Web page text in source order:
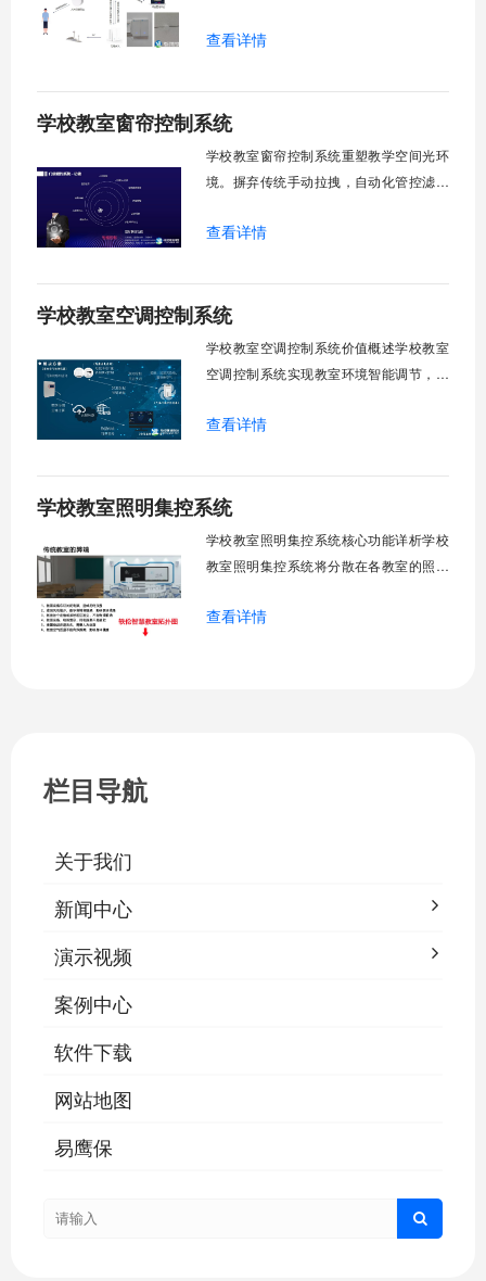
能化改造后，一键完成全校窗帘开合，节
生视力健康，营造舒适教学环境。节能减
排效果显著，延长窗帘使用寿命，降低学
查看详情
学校教室窗帘控制系统
学校教室窗帘控制系统重塑教学空间光环
境。摒弃传统手动拉拽，自动化管控滤除
足，节能降耗。精准适配多媒体教学、考
能智慧校园生态升级。智能光感调节1. 动
态光照追踪实时捕捉室外照度参数。光照
查看详情
学校教室空调控制系统
学校教室空调控制系统价值概述学校教室
空调控制系统实现教室环境智能调节，提
管理全校空调设备，远程监控运行状态，
警。管理人员通过平台统一管控，减少人
工巡检工作量，延长设备使用寿命，节约
查看详情
学校教室照明集控系统
学校教室照明集控系统核心功能详析学校
教室照明集控系统将分散在各教室的照明
关、按需调光、定时策略、能耗监测、故
查看详情
栏目导航
关于我们
新闻中心
演示视频
案例中心
软件下载
网站地图
易鹰保